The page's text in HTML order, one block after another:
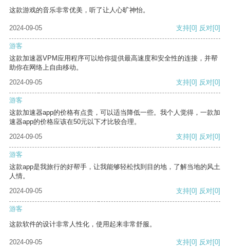
这款游戏的音乐非常优美，听了让人心旷神怡。
2024-09-05 支持[0] 反对[0]
游客
这款加速器VPM应用程序可以给你提供最高速度和安全性的连接，并帮
助你在网络上自由移动。
2024-09-05
支持[0] 反对[0]
游客
这款加速器app的价格有点贵，可以适当降低一些。我个人觉得，一款加
速器app的价格应该在50元以下才比较合理。
2024-09-05
支持[0] 反对[0]
游客
这款app是我旅行的好帮手，让我能够轻松找到目的地，了解当地的风土
人情。
2024-09-05
支持[0] 反对[0]
游客
这款软件的设计非常人性化，使用起来非常舒服。
2024-09-05 支持[0] 反对[0]